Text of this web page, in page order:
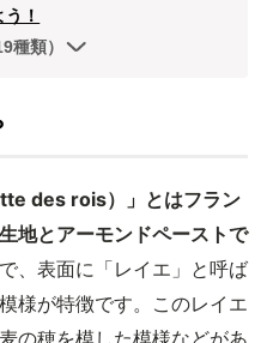
！
種類）
des rois）」とはフラン
地とアーモンドペーストで
で、表面に「レイエ」と呼ば
様が特徴です。このレイエ
の穂を模した模様などがあ